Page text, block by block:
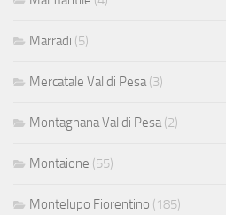
Marradi (5)
Mercatale Val di Pesa(3)
Montagnana Val di Pesa(2)
Montaione (55)
Montelupo Fiorentino (185)